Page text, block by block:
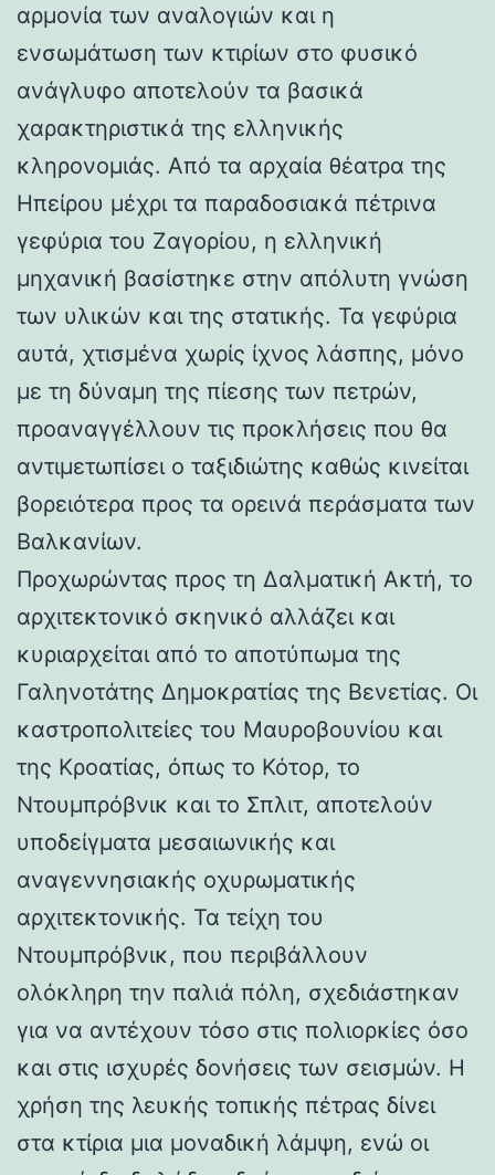
αρμονία των αναλογιών και η
ενσωμάτωση των κτιρίων στο φυσικό
ανάγλυφο αποτελούν τα βασικά
χαρακτηριστικά της ελληνικής
κληρονομιάς. Από τα αρχαία θέατρα της
Ηπείρου μέχρι τα παραδοσιακά πέτρινα
γεφύρια του Ζαγορίου, η ελληνική
μηχανική βασίστηκε στην απόλυτη γνώση
των υλικών και της στατικής. Τα γεφύρια
αυτά, χτισμένα χωρίς ίχνος λάσπης, μόνο
με τη δύναμη της πίεσης των πετρών,
προαναγγέλλουν τις προκλήσεις που θα
αντιμετωπίσει ο ταξιδιώτης καθώς κινείται
βορειότερα προς τα ορεινά περάσματα των
Βαλκανίων.
Προχωρώντας προς τη Δαλματική Ακτή, το
αρχιτεκτονικό σκηνικό αλλάζει και
κυριαρχείται από το αποτύπωμα της
Γαληνοτάτης Δημοκρατίας της Βενετίας. Οι
καστροπολιτείες του Μαυροβουνίου και
της Κροατίας, όπως το Κότορ, το
Ντουμπρόβνικ και το Σπλιτ, αποτελούν
υποδείγματα μεσαιωνικής και
αναγεννησιακής οχυρωματικής
αρχιτεκτονικής. Τα τείχη του
Ντουμπρόβνικ, που περιβάλλουν
ολόκληρη την παλιά πόλη, σχεδιάστηκαν
για να αντέχουν τόσο στις πολιορκίες όσο
και στις ισχυρές δονήσεις των σεισμών. Η
χρήση της λευκής τοπικής πέτρας δίνει
στα κτίρια μια μοναδική λάμψη, ενώ οι